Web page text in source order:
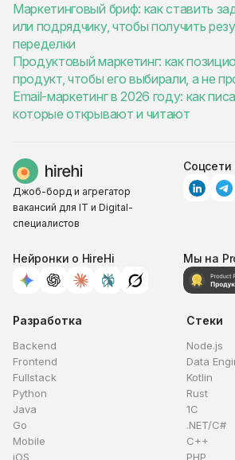
Маркетинговый бриф: как ставить
или подрядчику, чтобы получить
переделки
Продуктовый маркетинг: как
продукт, чтобы его выбирали, а не
Email-маркетинг в 2026 году: как
которые открывают и читают
Джоб-борд и агрегатор
вакансий для IT и Digital-
специалистов
Соцсети
Нейронки о HireHi Мы на
Разработка
Backend
Frontend
Fullstack
Python
Java
Go
Mobile
iOS
Стеки
Node.js
Data
Kotlin
Rust
1C
.NET/C#
C++
PHP